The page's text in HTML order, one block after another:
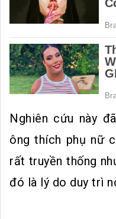
Nghiên cứu này
ông thích phụ nữ
rất truyền thống
đó là lý do duy trì